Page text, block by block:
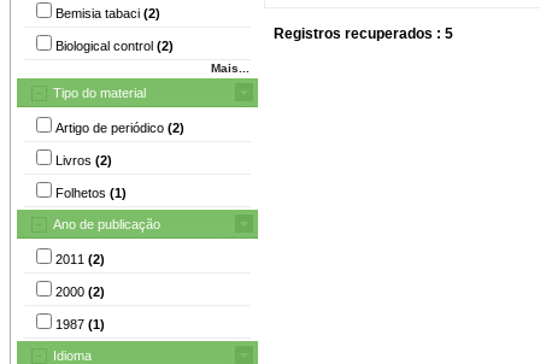
Bemisia tabaci (2)
Biological control (2)
Mais...
Tipo do material
Artigo de periódico (2)
Livros (2)
Folhetos (1)
Ano de publicação
2011 (2)
2000 (2)
1987 (1)
Idioma
Registros recuperados : 5